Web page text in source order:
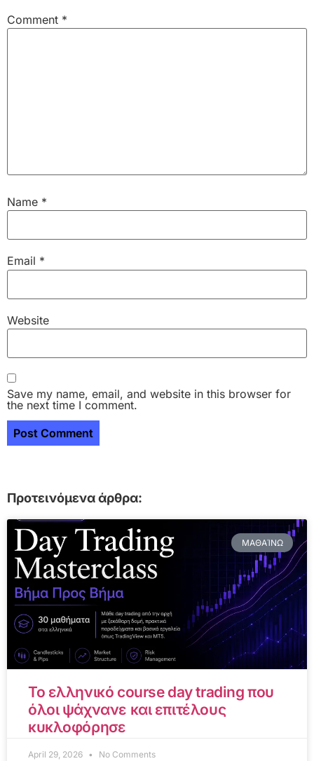
Comment *
Name *
Email *
Website
Save my name, email, and website in this browser for
the next time I comment.
Προτεινόμενα άρθρα:
ΜΑΘΑΊΝΩ
Το ελληνικό course day trading που
όλοι ψάχνανε και επιτέλους
κυκλοφόρησε
April 29, 2026 No Comments